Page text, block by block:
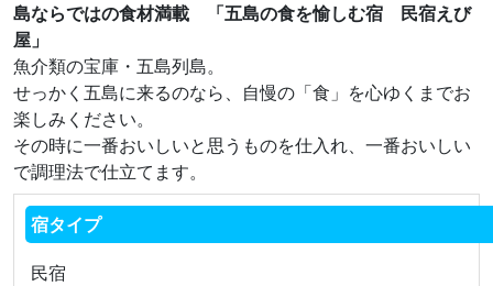
島ならではの食材満載 「五島の食を愉しむ宿 民宿えび
屋」
魚介類の宝庫・五島列島。
せっかく五島に来るのなら、自慢の「食」を心ゆくまでお
楽しみください。
その時に一番おいしいと思うものを仕入れ、一番おいしい
で調理法で仕立てます。
宿タイプ
民宿